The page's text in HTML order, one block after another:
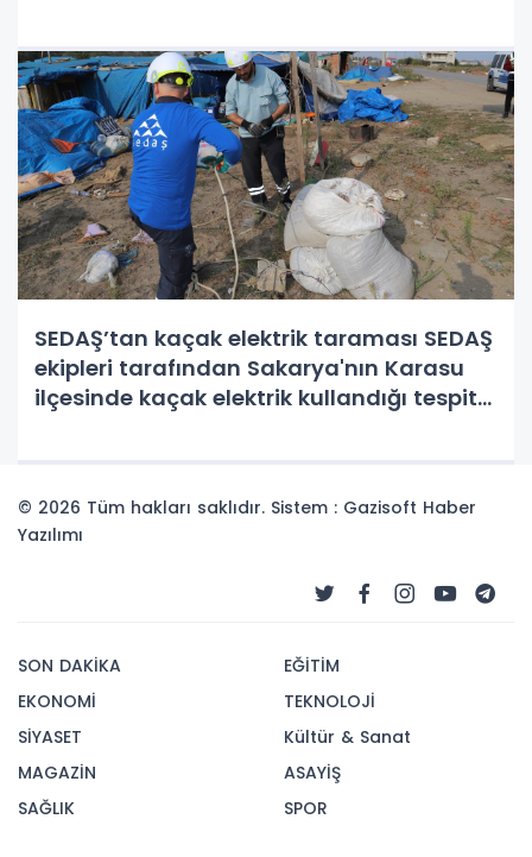
SEDAŞ’tan kaçak elektrik taraması SEDAŞ
ekipleri tarafından Sakarya'nın Karasu
ilçesinde kaçak elektrik kullandığı tespit
© 2026 Tüm hakları saklıdır. Sistem : Gazisoft Haber
Yazılımı
SON DAKİKA
EKONOMİ
SİYASET
MAGAZİN
SAĞLIK
EĞİTİM
TEKNOLOJİ
Kültür & Sanat
ASAYİŞ
SPOR